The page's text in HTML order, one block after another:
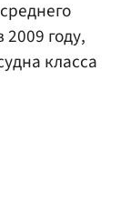
2009 году,
класса